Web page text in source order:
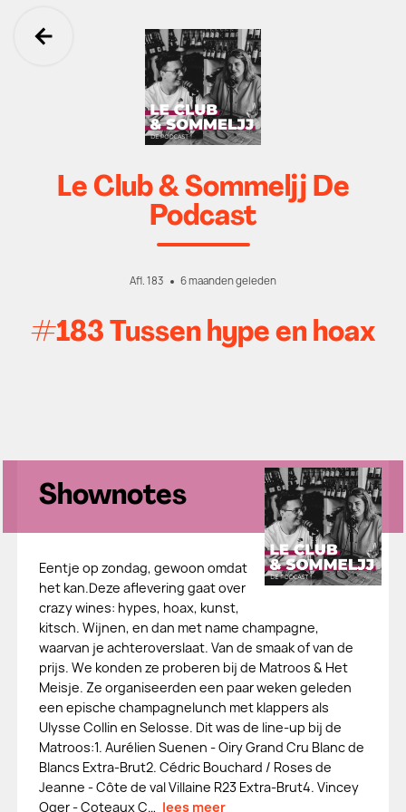
Ga terug
Le Club & Sommeljj De
Podcast
Afl. 183 6 maanden geleden
#183 Tussen hype en hoax
Shownotes
Eentje op zondag, gewoon omdat
het kan.Deze aflevering gaat over
crazy wines: hypes, hoax, kunst,
kitsch. Wijnen, en dan met name champagne,
waarvan je achteroverslaat. Van de smaak of van de
prijs. We konden ze proberen bij de Matroos & Het
Meisje. Ze organiseerden een paar weken geleden
een epische champagnelunch met klappers als
Ulysse Collin en Selosse. Dit was de line-up bij de
Matroos:1. Aurélien Suenen - Oiry Grand Cru Blanc de
Blancs Extra-Brut2. Cédric Bouchard / Roses de
Jeanne - Côte de val Villaine R23 Extra-Brut4. Vincey
Oger - Coteaux C… lees meer